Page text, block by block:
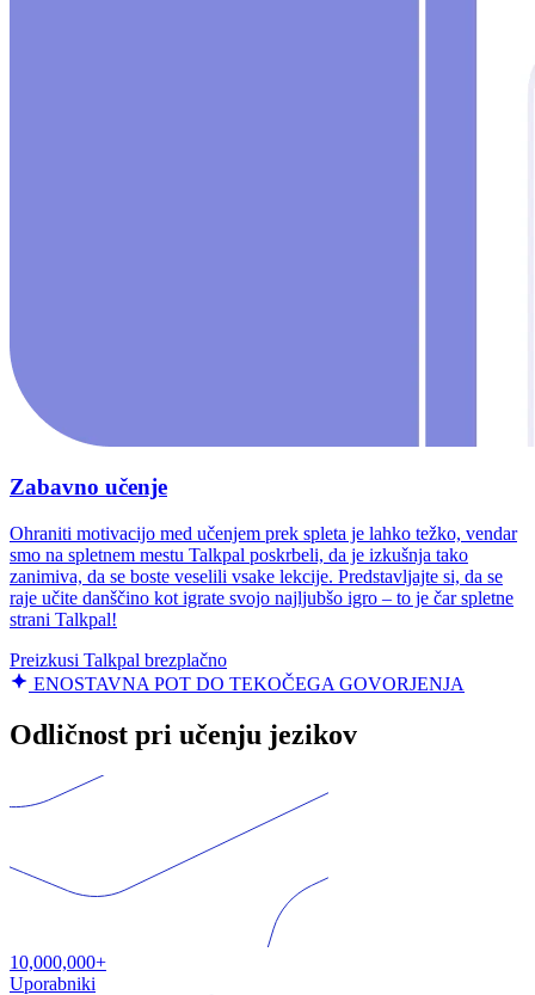
Zabavno učenje
Ohraniti motivacijo med učenjem prek spleta je lahko težko, vendar
smo na spletnem mestu Talkpal poskrbeli, da je izkušnja tako
zanimiva, da se boste veselili vsake lekcije. Predstavljajte si, da se
raje učite danščino kot igrate svojo najljubšo igro – to je čar spletne
strani Talkpal!
Preizkusi Talkpal brezplačno
ENOSTAVNA POT DO TEKOČEGA GOVORJENJA
Odličnost pri učenju jezikov
10,000,000+
Uporabniki